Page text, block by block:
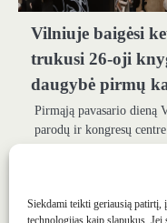
Siekdami teikti geriausią patirtį,
technologijas kaip slapukus.
Vilniuje baigėsi
trukusi 26-oji
daugybė pirmų
Pirmąją pavasario dieną
parodų ir kongresų
žodžio ir žmogaus